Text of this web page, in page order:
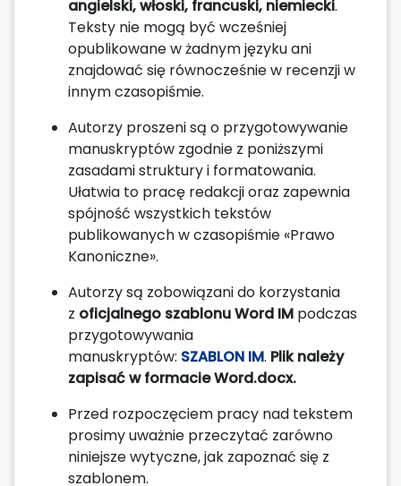
angielski, włoski, francuski, niemiecki.
Teksty nie mogą być wcześniej
opublikowane w żadnym języku ani
znajdować się równocześnie w recenzji w
innym czasopiśmie.
Autorzy proszeni są o przygotowywanie
manuskryptów zgodnie z poniższymi
zasadami struktury i formatowania.
Ułatwia to pracę redakcji oraz zapewnia
spójność wszystkich tekstów
publikowanych w czasopiśmie «Prawo
Kanoniczne».
Autorzy są zobowiązani do korzystania
z oficjalnego szablonu Word IM podczas
przygotowywania
manuskryptów: SZABLON IM. Plik należy
zapisać w formacie Word.docx.
Przed rozpoczęciem pracy nad tekstem
prosimy uważnie przeczytać zarówno
niniejsze wytyczne, jak zapoznać się z
szablonem.